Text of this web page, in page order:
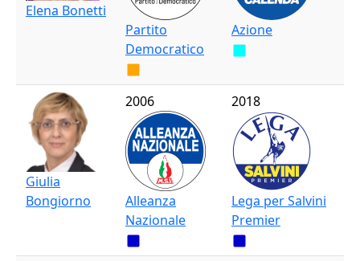
Elena Bonetti
Partito
Democratico
Azione
Giulia
Bongiorno
2006
Alleanza
Nazionale
2018
Lega per Salvini
Premier